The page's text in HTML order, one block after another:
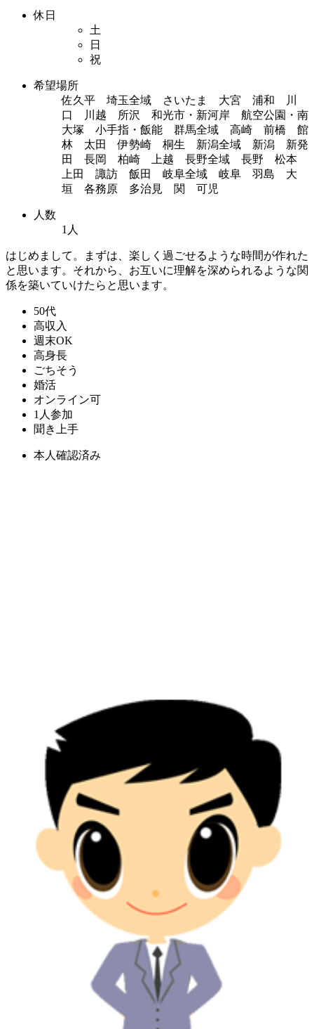
休日
土
日
祝
希望場所
佐久平 埼玉全域 さいたま 大宮 浦和 川
口 川越 所沢 和光市・新河岸 航空公園・南
大塚 小手指・飯能 群馬全域 高崎 前橋 館
林 太田 伊勢崎 桐生 新潟全域 新潟 新発
田 長岡 柏崎 上越 長野全域 長野 松本
上田 諏訪 飯田 岐阜全域 岐阜 羽島 大
垣 各務原 多治見 関 可児
人数
1人
はじめまして。まずは、楽しく過ごせるような時間が作れた
と思います。それから、お互いに理解を深められるような関
係を築いていけたらと思います。
50代
高収入
週末OK
高身長
ごちそう
婚活
オンライン可
1人参加
聞き上手
本人確認済み